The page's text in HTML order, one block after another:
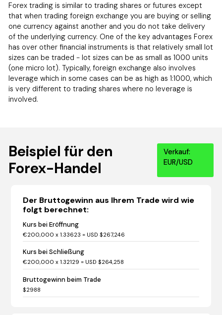
Forex trading is similar to trading shares or futures except
that when trading foreign exchange you are buying or selling
one currency against another and you do not take delivery
of the underlying currency. One of the key advantages Forex
has over other financial instruments is that relatively small lot
sizes can be traded - lot sizes can be as small as 1000 units
(one micro lot). Typically, foreign exchange also involves
leverage which in some cases can be as high as 1:1000, which
is very different to trading shares where no leverage is
involved.
Beispiel für den
Forex-Handel
Verkauf:
EUR/USD
Der Bruttogewinn aus Ihrem Trade wird wie
folgt berechnet:
Kurs bei Eröffnung
€200,000 x 1.33623 = USD $267,246
Kurs bei Schließung
€200,000 x 1.32129 = USD $264,258
Bruttogewinn beim Trade
$2988